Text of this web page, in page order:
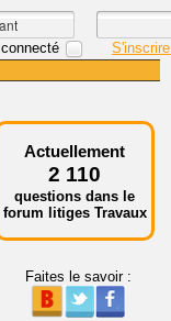
S'inscrire
Actuellement
2 110
questions dans le
forum litiges Travaux
Faites le savoir :